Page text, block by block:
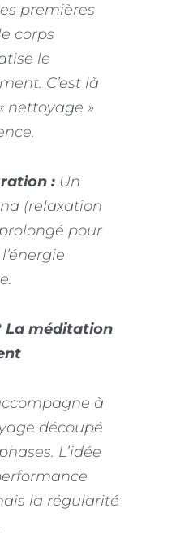
premières
corps
le
C’est là
nettoyage »
:Un
(relaxation
pour
La méditation
à
découpé
L’idée
la régularité